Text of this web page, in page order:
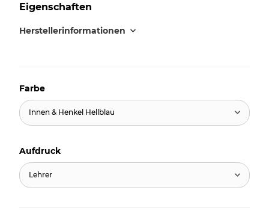
Eigenschaften
Herstellerinformationen
Farbe
Innen & Henkel Hellblau
Aufdruck
Lehrer